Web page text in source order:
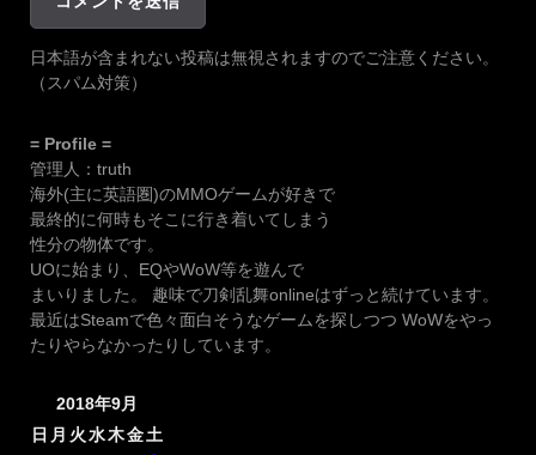
日本語が含まれない投稿は無視されますのでご注意ください。
（スパム対策）
= Profile =
管理人：truth
海外(主に英語圏)のMMOゲームが好きで
最終的に何時もそこに行き着いてしまう
性分の物体です。
UOに始まり、EQやWoW等を遊んで
まいりました。 趣味で刀剣乱舞onlineはずっと続けています。
最近はSteamで色々面白そうなゲームを探しつつ WoWをやっ
たりやらなかったりしています。
2018年9月
日 月 火水木金土